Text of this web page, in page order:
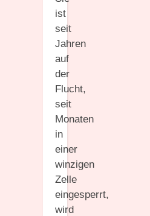
ist
seit
Jahren
auf
der
Flucht,
seit
Monaten
in
einer
winzigen
Zelle
eingesperrt,
wird